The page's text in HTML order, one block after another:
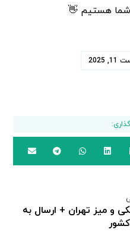
شما هستیم 👋
2025
و میز تهران + ارسال به